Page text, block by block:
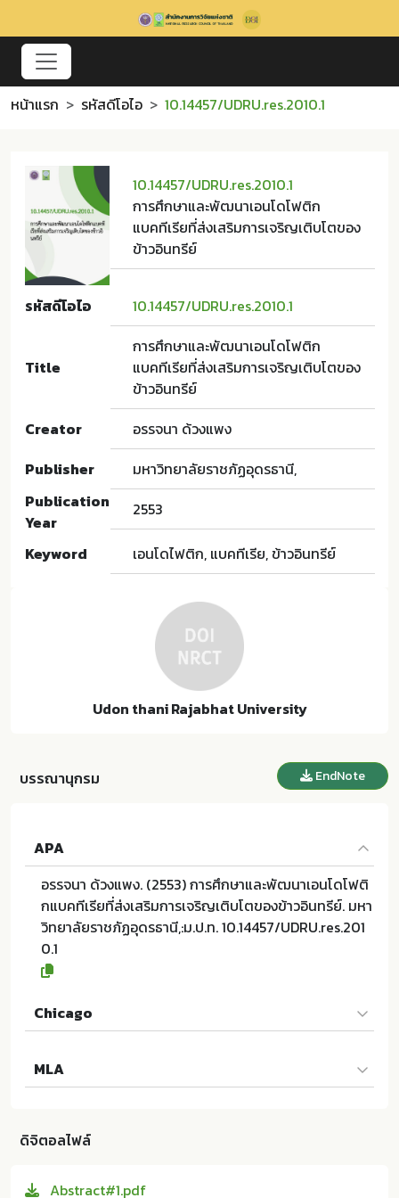
หน้าแรก รหัสดีโอไอ 10.14457/UDRU.res.2010.1
10.14457/UDRU.res.2010.1
การศึกษาและพัฒนาเอนโดโฟติก
แบคทีเรียที่ส่งเสริมการเจริญเติบโตของ
ข้าวอินทรีย์
รหัสดีโอไอ 10.14457/UDRU.res.2010.1
Title
การศึกษาและพัฒนาเอนโดโฟติก
แบคทีเรียที่ส่งเสริมการเจริญเติบโตของ
ข้าวอินทรีย์
Creator
อรรจนา ด้วงแพง
Publisher
มหาวิทยาลัยราชภัฏอุดรธานี,
Publication
Year
2553
Keyword เอนโดไฟติก, แบคทีเรีย, ข้าวอินทรีย์
Udon thani Rajabhat University
บรรณานุกรม EndNote
APA
อรรจนา ด้วงแพง. (2553) การศึกษาและพัฒนาเอนโดโฟติ
กแบคทีเรียที่ส่งเสริมการเจริญเติบโตของข้าวอินทรีย์. มหา
วิทยาลัยราชภัฏอุดรธานี,:ม.ป.ท. 10.14457/UDRU.res.201
0.1
Chicago
แบคทีเรียที่ส่งเสริมการเจริญเติบโตของข้าวอินทรีย์.
ม.ป.ท.:มหาวิทยาลัยราชภัฏอุดรธานี,; 10.14457/UDRU.res.
MLA
ทยาลัยราชภัฏอุดรธานี, 2553. Print. 10.14457/UDRU.res.
ดิจิตอลไฟล์
Abstract#1.pdf